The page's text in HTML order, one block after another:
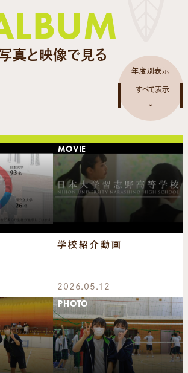
真と映像で見る
年度別表示
MOVIE
学校紹介動画
2026.05.12
PHOTO